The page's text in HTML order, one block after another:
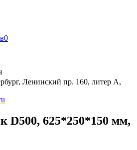
0
Ленинский пр. 160, литер А,
D500, 625*250*150 мм,